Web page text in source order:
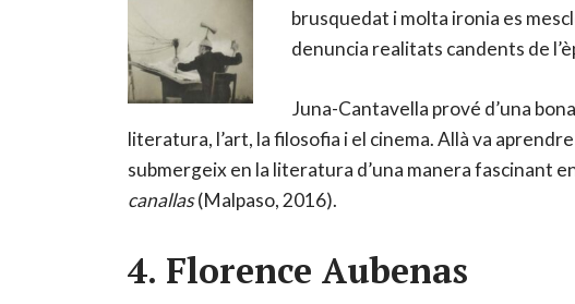
brusquedat i molta ironia es
denuncia realitats candents de
Juna-Cantavella prové d’una
literatura, l’art, la filosofia i el cinema. Allà va
submergeix en la literatura d’una manera fascinant
canallas(Malpaso, 2016).
4. Florence Aubenas